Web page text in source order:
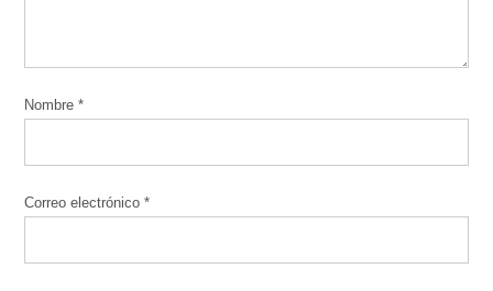
Nombre*
Correo electrónico*